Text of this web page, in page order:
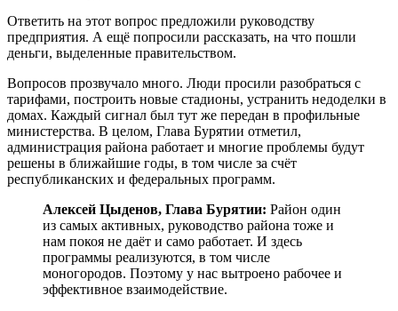
Ответить на этот вопрос предложили руководству
предприятия. А ещё попросили рассказать, на что пошли
деньги, выделенные правительством.
Вопросов прозвучало много. Люди просили разобраться с
тарифами, построить новые стадионы, устранить недоделки в
домах. Каждый сигнал был тут же передан в профильные
министерства. В целом, Глава Бурятии отметил,
администрация района работает и многие проблемы будут
решены в ближайшие годы, в том числе за счёт
республиканских и федеральных программ.
Алексей Цыденов, Глава Бурятии: Район один
из самых активных, руководство района тоже и
нам покоя не даёт и само работает. И здесь
программы реализуются, в том числе
моногородов. Поэтому у нас вытроено рабочее и
эффективное взаимодействие.